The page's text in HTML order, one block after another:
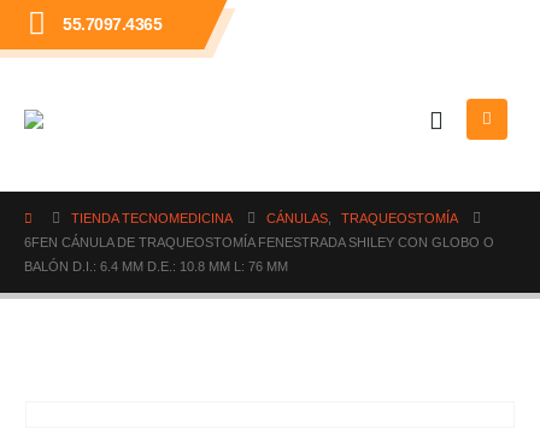
55.7097.4365
TIENDA TECNOMEDICINA CÁNULAS
TRAQUEOSTOMÍA
6FEN CÁNULA DE TRAQUEOSTOMÍA FENESTRADA SHILEY CON GLOBO O
BALÓN D.I.: 6.4 MM D.E.: 10.8 MM L: 76 MM